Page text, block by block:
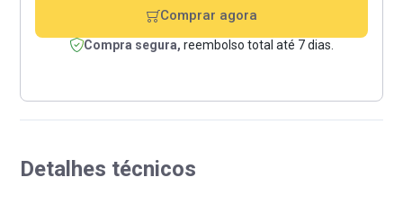
Detalhes técnicos
Comprar agora
Compra segura, reembolso total até 7 dias.